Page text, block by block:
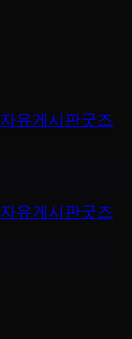
자유게시판굿즈
자유게시판굿즈